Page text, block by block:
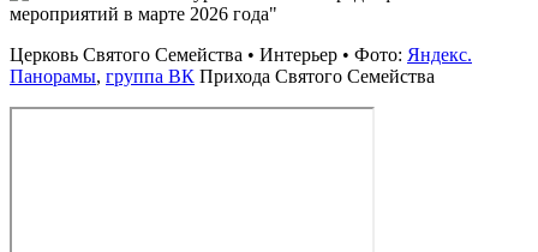
Церковь Святого Семейства • Интерьер • Фото: Яндекс.
Панорамы, группа ВК Прихода Святого Семейства